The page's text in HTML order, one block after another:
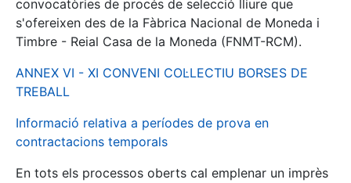
Mostra/Amaga
convocatòries de procés de selecció lliure que
s'ofereixen des de la Fàbrica Nacional de Moneda i
Timbre - Reial Casa de la Moneda (FNMT-RCM).
ANNEX VI - XI CONVENI COL·LECTIU BORSES DE
TREBALL
Informació relativa a períodes de prova en
contractacions temporals
En tots els processos oberts cal emplenar un imprès